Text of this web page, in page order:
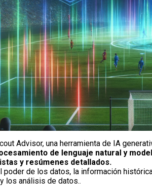
Advisor, una herramienta de IA
de lenguaje natural y
y resúmenes detallados.
poder de los datos, la información
los análisis de datos..